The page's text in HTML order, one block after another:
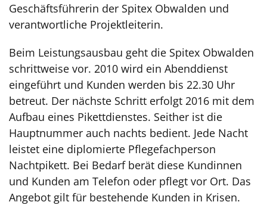
Geschäftsführerin der Spitex Obwalden und
verantwortliche Projektleiterin.
Beim Leistungsausbau geht die Spitex Obwalden
schrittweise vor. 2010 wird ein Abenddienst
eingeführt und Kunden werden bis 22.30 Uhr
betreut. Der nächste Schritt erfolgt 2016 mit dem
Aufbau eines Pikettdienstes. Seither ist die
Hauptnummer auch nachts bedient. Jede Nacht
leistet eine diplomierte Pflegefachperson
Nachtpikett. Bei Bedarf berät diese Kundinnen
und Kunden am Telefon oder pflegt vor Ort. Das
Angebot gilt für bestehende Kunden in Krisen.